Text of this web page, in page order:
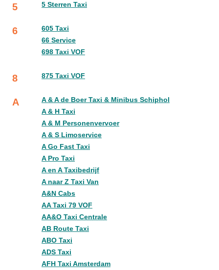
5 5 Sterren Taxi
6
605 Taxi
66 Service
698 Taxi VOF
8 875 Taxi VOF
A
A & A de Boer Taxi & Minibus Schiphol
A & H Taxi
A & M Personenvervoer
A & S Limoservice
A Go Fast Taxi
A Pro Taxi
A en A Taxibedrijf
A naar Z Taxi Van
A&N Cabs
AA Taxi 79 VOF
AA&O Taxi Centrale
AB Route Taxi
ABO Taxi
ADS Taxi
AFH Taxi Amsterdam